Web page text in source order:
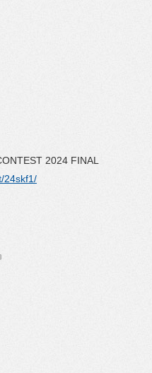
2024 FINAL
24skf1/